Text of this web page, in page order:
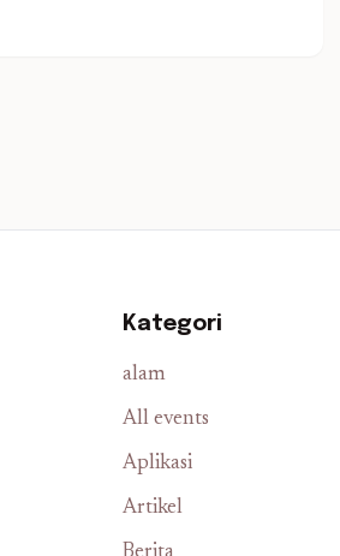
Kategori
alam
All events
Aplikasi
Artikel